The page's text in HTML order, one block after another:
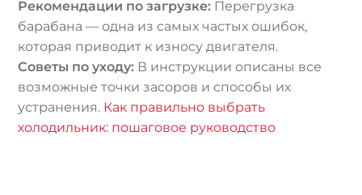
Рекомендации по загрузке: Перегрузка
барабана — одна из самых частых ошибок,
которая приводит к износу двигателя.
Советы по уходу: В инструкции описаны все
возможные точки засоров и способы их
устранения. Как правильно выбрать
холодильник: пошаговое руководство